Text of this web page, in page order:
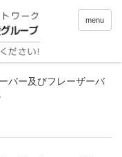
menu
バー及びフレーザーバ